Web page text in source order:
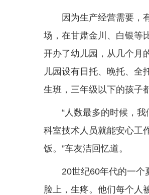
因为生产经营需要，
场，在甘肃金川、白银等
开办了幼儿园，从几个月
儿园设有日托、晚托、全
生班，三年级以下的孩子
“人数最多的时候，
科室技术人员就能安心工
饭。”车友洁回忆道。
20世纪60年代的一个
脸上，生疼。他们每个人